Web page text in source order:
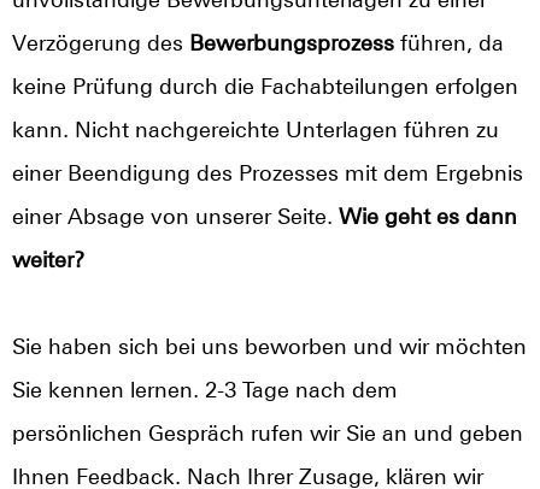
Verzögerung des Bewerbungsprozess führen, da
keine Prüfung durch die Fachabteilungen erfolgen
kann. Nicht nachgereichte Unterlagen führen zu
einer Beendigung des Prozesses mit dem Ergebnis
einer Absage von unserer Seite. Wie geht es dann
weiter?
Sie haben sich bei uns beworben und wir möchten
Sie kennen lernen. 2-3 Tage nach dem
persönlichen Gespräch rufen wir Sie an und geben
Ihnen Feedback. Nach Ihrer Zusage, klären wir